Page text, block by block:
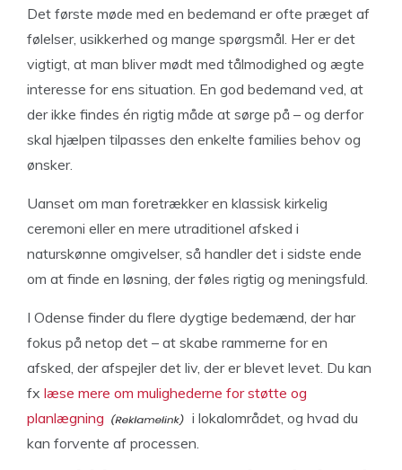
Det første møde med en bedemand er ofte præget af
følelser, usikkerhed og mange spørgsmål. Her er det
vigtigt, at man bliver mødt med tålmodighed og ægte
interesse for ens situation. En god bedemand ved, at
der ikke findes én rigtig måde at sørge på – og derfor
skal hjælpen tilpasses den enkelte families behov og
ønsker.
Uanset om man foretrækker en klassisk kirkelig
ceremoni eller en mere utraditionel afsked i
naturskønne omgivelser, så handler det i sidste ende
om at finde en løsning, der føles rigtig og meningsfuld.
I Odense finder du flere dygtige bedemænd, der har
fokus på netop det – at skabe rammerne for en
afsked, der afspejler det liv, der er blevet levet. Du kan
fx læse mere om mulighederne for støtte og
planlægning
i lokalområdet, og hvad du
kan forvente af processen.